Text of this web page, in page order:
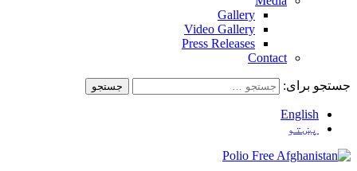
Gallery
Video Gallery
Press Releases
Contact
جستجو برای:
English
پښتو